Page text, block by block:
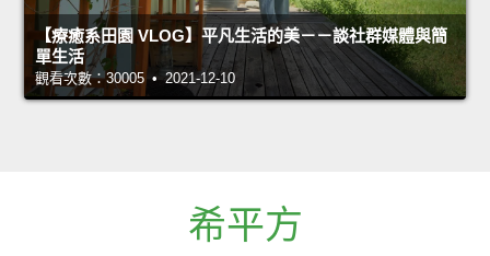
【療癒系田園 VLOG】平凡生活的美－－談社群媒體與簡
單生活
觀看次數：30005 • 2021-12-10
希平方